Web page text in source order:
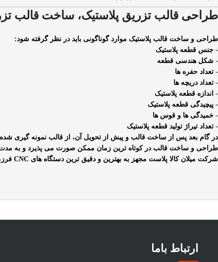
طراحی قالب تزریق پلاستیک، ساخت قالب
طراحی و ساخت قالب پلاستیک موارد گوناگونی باید در نظر گرفته شود:
- جنس قطعه پلاستیک
- شکل هندسی قطعه
- تعداد حفره ها
- تعداد دریچه ها
- اندازه قطعه پلاستیک
- پیچیدگی قطعه پلاستیک
- خمیدگی ها و قوس ها
- تعداد تیراژ تولید قطعه پلاستیک
در گام بعد پس از ساخت قالب و پیش از تحویل آن، از قالب نمونه گیری
طراحی و ساخت قالب در کوتاه ترین زمان ممکن صورت می پذیرد و به مدت
شرکت میلان کالا پلاست مجهز به بهترین و دقیق ترین دستگاه های CNC
ارتباط باما